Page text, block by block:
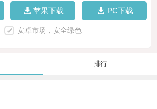
苹果下载 PC下载
安卓市场，安全绿色
排行